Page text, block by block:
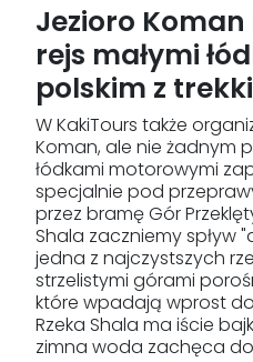
Jezioro Koman
rejs małymi
polskim z
W KakiTours także
Koman, ale nie żadnym
łódkami motorowymi
specjalnie pod
przez bramę Gór
Shala zaczniemy spływ
jedna z najczystszych
strzelistymi górami
które wpadają wprost
Rzeka Shala ma iście
zimna woda zachęca